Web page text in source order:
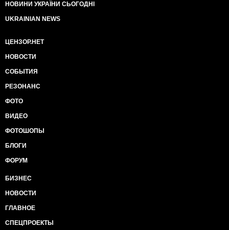
НОВИНИ УКРАЇНИ СЬОГОДНІ
UKRAINIAN NEWS
ЦЕНЗОР.НЕТ
НОВОСТИ
СОБЫТИЯ
РЕЗОНАНС
ФОТО
ВИДЕО
ФОТОШОПЫ
БЛОГИ
ФОРУМ
БИЗНЕС
НОВОСТИ
ГЛАВНОЕ
СПЕЦПРОЕКТЫ